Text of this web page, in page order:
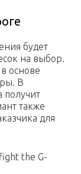
будет
на выбор.
основе
В
получит
также
для
the G-